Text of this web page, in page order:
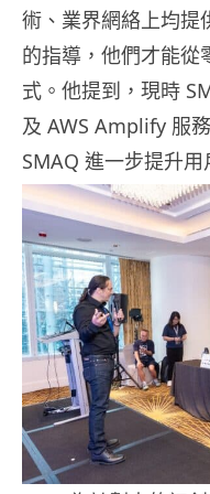
術、業界網絡上均提
的指導，他們才能從
式。他提到，現時
及 AWS Amplify 服
SMAQ 進一步提升用